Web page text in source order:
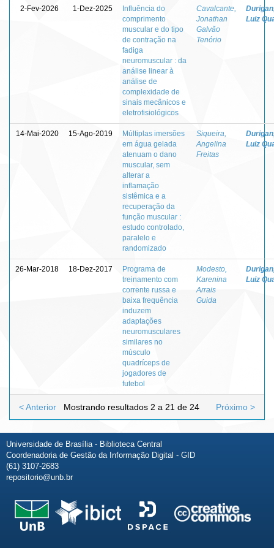
2-Fev-2026 1-Dez-2025
Influência do
comprimento
muscular e do tipo
de contração na
fadiga
neuromuscular : da
análise linear à
análise de
complexidade de
sinais mecânicos e
eletrofisiológicos
Cavalcante,
Jonathan
Galvão
Tenório
Luiz
14-Mai-2020 15-Ago-2019
Múltiplas imersões
em água gelada
atenuam o dano
muscular, sem
alterar a
inflamação
sistêmica e a
recuperação da
função muscular :
estudo controlado,
paralelo e
randomizado
Siqueira,
Angelina
Freitas
Luiz
26-Mar-2018 18-Dez-2017
Programa de
treinamento com
corrente russa e
baixa frequência
induzem
adaptações
neuromusculares
similares no
músculo
quadríceps de
jogadores de
futebol
Modesto,
Karenina
Arrais
Guida
Luiz
Mostrando resultados 2 a 21 de 24
< Anterior Próximo >
Universidade de Brasília - Biblioteca Central
Coordenadoria de Gestão da Informação Digital - GID
(61) 3107-2683
repositorio@unb.br